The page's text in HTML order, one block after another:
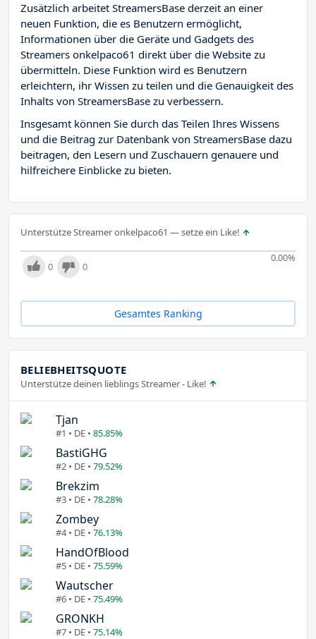
Zusätzlich arbeitet StreamersBase derzeit an einer
neuen Funktion, die es Benutzern ermöglicht,
Informationen über die Geräte und Gadgets des
Streamers onkelpaco61 direkt über die Website zu
übermitteln. Diese Funktion wird es Benutzern
erleichtern, ihr Wissen zu teilen und die Genauigkeit des
Inhalts von StreamersBase zu verbessern.
Insgesamt können Sie durch das Teilen Ihres Wissens
und die Beitrag zur Datenbank von StreamersBase dazu
beitragen, den Lesern und Zuschauern genauere und
hilfreichere Einblicke zu bieten.
Unterstütze Streamer onkelpaco61 — setze ein Like!
0.00%
0 0
Gesamtes Ranking
BELIEBHEITSQUOTE
Unterstütze deinen lieblings Streamer - Like!
Tjan
#1 • DE • 85.85%
BastiGHG
#2 • DE • 79.52%
Brekzim
#3 • DE • 78.28%
Zombey
#4 • DE • 76.13%
HandOfBlood
#5 • DE • 75.59%
Wautscher
#6 • DE • 75.49%
GRONKH
#7 • DE • 75.14%